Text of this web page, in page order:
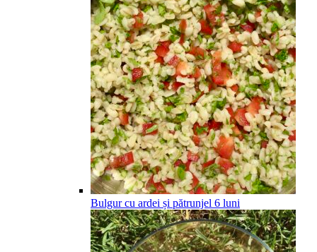
Bulgur cu ardei și pătrunjel 6 luni